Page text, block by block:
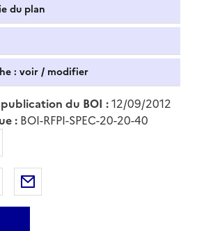
du plan
: voir / modifier
du BOI :12/09/2012
: BOI-RFPI-SPEC-20-20-40
au format pdf
sur Twitter
Partager sur LinkedIn